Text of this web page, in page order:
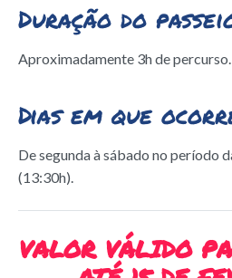
Duração do
Aproximadamente 3h de percurso.
Dias em que
De segunda à sábado no período
(13:30h).
VALOR VÁLIDO